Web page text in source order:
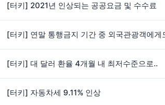
[터키] 2021년 인상되는 공공요금 및 수수료
[터키] 연말 통행금지 기간 중 외국관광객에게
[터키] 대 달러 환율 4개월 내 최저수준으로..
[터키] 자동차세 9.11% 인상